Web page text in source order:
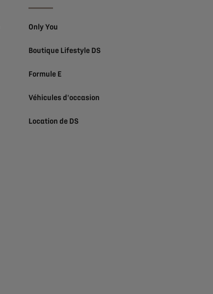
Only You
Boutique Lifestyle DS
Formule E
Véhicules d'occasion
Location de DS